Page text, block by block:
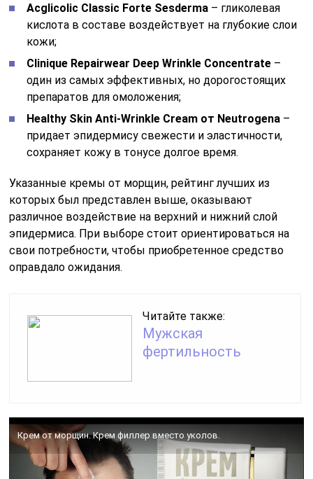
Acglicolic Classic Forte Sesderma – гликолевая
кислота в составе воздействует на глубокие слои
кожи;
Clinique Repairwear Deep Wrinkle Concentrate –
один из самых эффективных, но дорогостоящих
препаратов для омоложения;
Healthy Skin Anti-Wrinkle Cream от Neutrogena –
придает эпидермису свежести и эластичности,
сохраняет кожу в тонусе долгое время.
Указанные кремы от морщин, рейтинг лучших из
которых был представлен выше, оказывают
различное воздействие на верхний и нижний слой
эпидермиса. При выборе стоит ориентироваться на
свои потребности, чтобы приобретенное средство
оправдало ожидания.
Читайте также:
Мужская
фертильность
Крем от морщин. Крем филлер вместо уколов.